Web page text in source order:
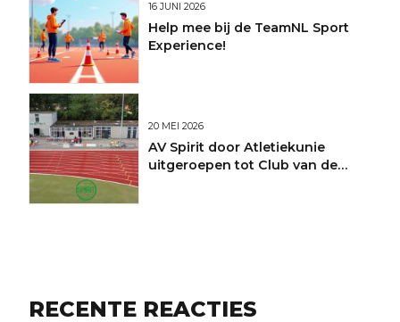
16 JUNI 2026
Help mee bij de TeamNL Sport
Experience!
20 MEI 2026
AV Spirit door Atletiekunie
uitgeroepen tot Club van de
RECENTE REACTIES